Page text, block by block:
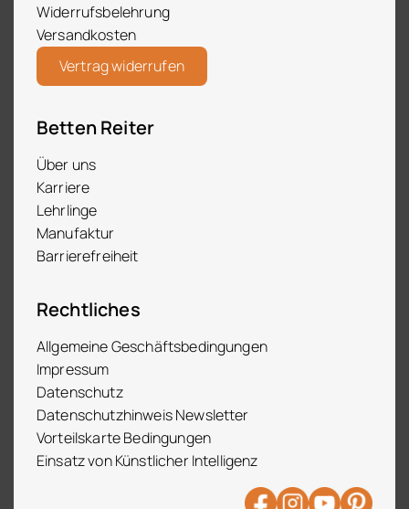
Widerrufsbelehrung
Versandkosten
Vertrag widerrufen
Betten Reiter
Über uns
Karriere
Lehrlinge
Manufaktur
Barrierefreiheit
Rechtliches
Allgemeine Geschäftsbedingungen
Impressum
Datenschutz
Datenschutzhinweis Newsletter
Vorteilskarte Bedingungen
Einsatz von Künstlicher Intelligenz